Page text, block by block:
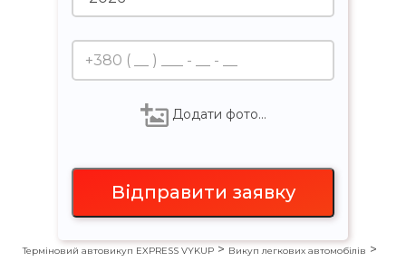
Додати фото…
Терміновий автовикуп EXPRESS VYKUP > Викуп легкових автомобілів >